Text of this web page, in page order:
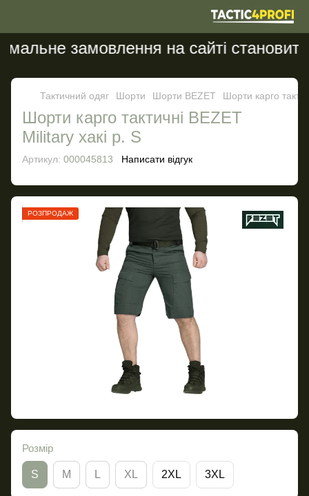
замовлення на сайті становить
Тактичний одяг Шорти Шорти BEZET Шорти карго
Шорти карго тактичні BEZET
Military хакі р. S
Артикул: 000045813 Написати відгук
РОЗПРОДАЖ
Розмір
S M L XL 2XL 3XL